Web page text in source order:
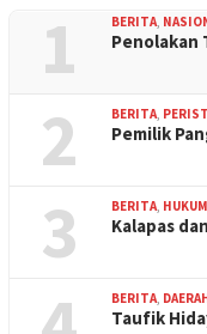
1 BERITA
Penolakan
2 BERITA
Pemilik
3 BERITA HUKUM
Kalapas
BERITA
Taufik